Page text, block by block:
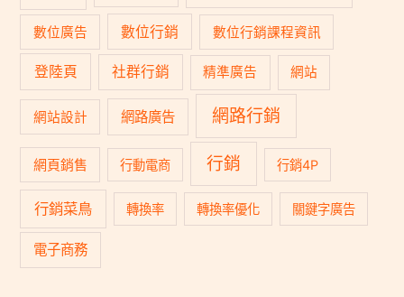
數位廣告 數位行銷 數位行銷課程資訊
登陸頁 社群行銷 精準廣告 網站
網站設計 網路廣告 網路行銷
網頁銷售 行動電商 行銷 行銷4P
行銷菜鳥 轉換率 轉換率優化 關鍵字廣告
電子商務